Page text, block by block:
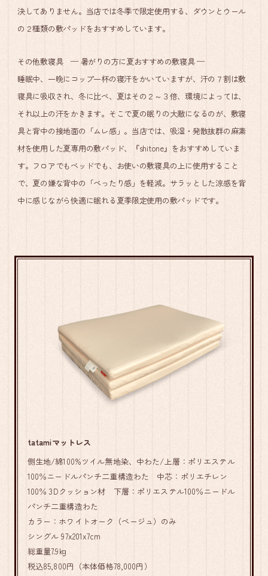
決してありません。当店では冬季で限定使用する、ダウンとウール
の２種類の敷パッドをおすすめしています。
その他敷寝具 ─ 暑がりの方に夏おすすめの敷寝具 ─
睡眠中、一晩にコップ一杯の寝汗をかいていますが、汗の７割は敷
寝具に吸収され、冬に比べ、夏はその２～３倍、環境によっては、
それ以上の汗をかきます。そこで夏の眠りの大敵になるのが、敷寝
具と背中の接地面の「ムレ感」。当店では、吸湿・発散抜群の麻素
材を使用した夏専用の敷パッド、『shitone』をおすすめしていま
す。フロアでもベッドでも、お使いの敷寝具の上に使用すること
で、夏の嫌な背中の「べったり感」を軽減。サラッとした涼感を背
中に感じながら快適に眠れる夏季限定使用の敷パッドです。
tatamiマットレス
側生地/綿100%ツイル無地染、中わた/上層：ポリエステル
100％ニードルパンチ二重構造わた 中芯：ポリエチレン
100％ 3Dクッション材 下層：ポリエステル100％ニードル
パンチ二重構造わた
カラー：ホワイトオーク（ベージュ）のみ
シングル 97x201x7cm
総重量7.9kg
税込85,800円（本体価格78,000円）